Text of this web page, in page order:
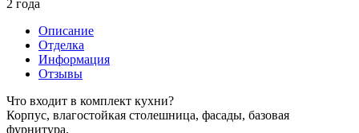
2 года
Описание
Отделка
Информация
Отзывы
Что входит в комплект кухни?
Корпус, влагостойкая столешница, фасады, базовая
фурнитура.